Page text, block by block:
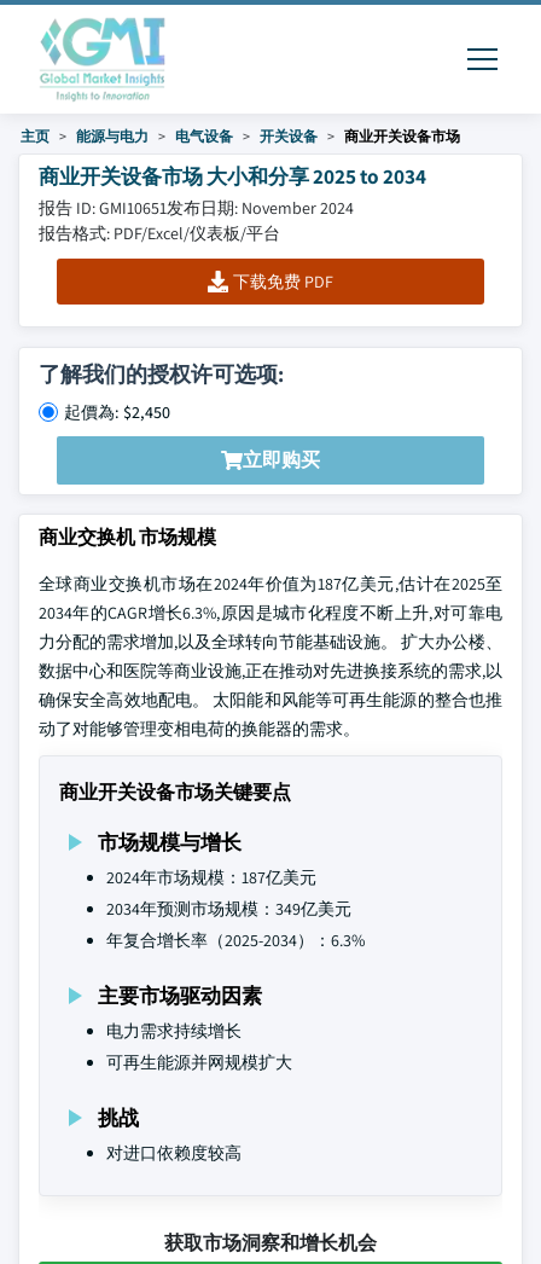
主页 能源与电力 电气设备 开关设备 商业开关设备市场
商业开关设备市场 大小和分享 2025 to 2034
报告 ID: GMI10651发布日期: November 2024
报告格式: PDF/Excel/仪表板/平台
下载免费 PDF
了解我们的授权许可选项:
起價為: $2,450
立即购买
商业交换机 市场规模
全球商业交换机市场在2024年价值为187亿美元,估计在2025至
2034年的CAGR增长6.3%,原因是城市化程度不断上升,对可靠电
力分配的需求增加,以及全球转向节能基础设施。 扩大办公楼、
数据中心和医院等商业设施,正在推动对先进换接系统的需求,以
确保安全高效地配电。 太阳能和风能等可再生能源的整合也推
动了对能够管理变相电荷的换能器的需求。
商业开关设备市场关键要点
市场规模与增长
2024年市场规模：187亿美元
2034年预测市场规模：349亿美元
年复合增长率（2025-2034）：6.3%
主要市场驱动因素
电力需求持续增长
可再生能源并网规模扩大
挑战
对进口依赖度较高
获取市场洞察和增长机会